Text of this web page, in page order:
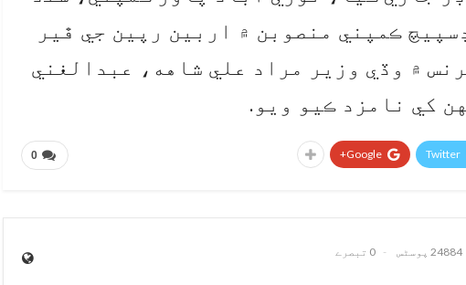
ڪمپني منصوبن ۾ اربين رپين جي ڦير
۾ وڏي وزير مراد علي شاهه، عبدالغني
0 Twitter
Google+
24884 پوسٹس 0 تبصرے